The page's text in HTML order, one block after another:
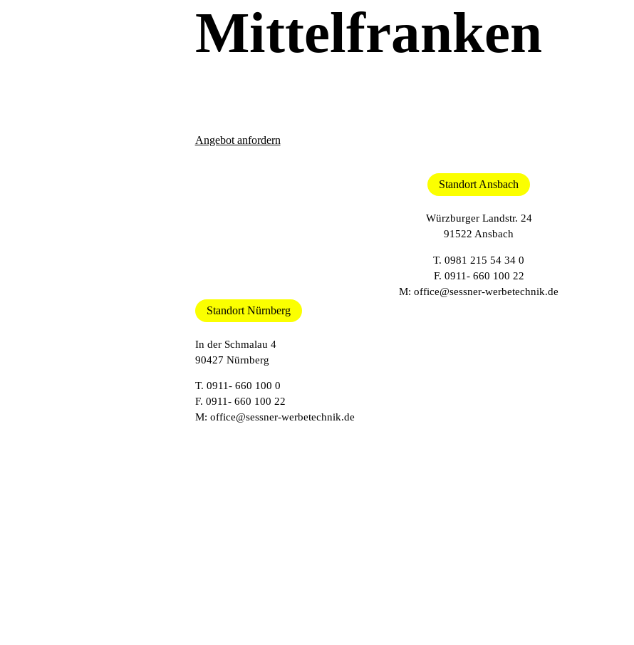
Mittelfranken
Angebot anfordern
Standort Ansbach
Würzburger Landstr. 24
91522 Ansbach
T. 0981 215 54 34 0
F. 0911- 660 100 22
M: office@sessner-werbetechnik.de
Standort Nürnberg
In der Schmalau 4
90427 Nürnberg
T. 0911- 660 100 0
F. 0911- 660 100 22
M: office@sessner-werbetechnik.de